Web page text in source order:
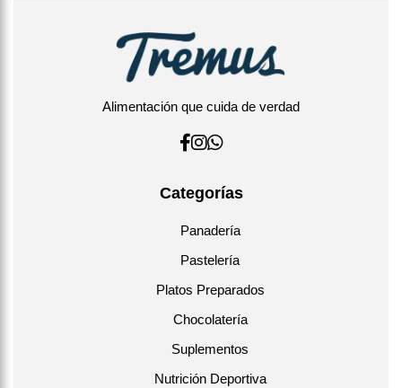
Alimentación que cuida de verdad
Categorías
Panadería
Pastelería
Platos Preparados
Chocolatería
Suplementos
Nutrición Deportiva